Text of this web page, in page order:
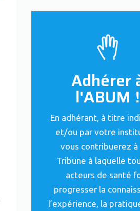
Adhérer
l'ABUM !
En adhérant, à titre
et/ou par votre
vous contribuerez à
Tribune à laquelle
acteurs de santé
progresser la
l’expérience, la